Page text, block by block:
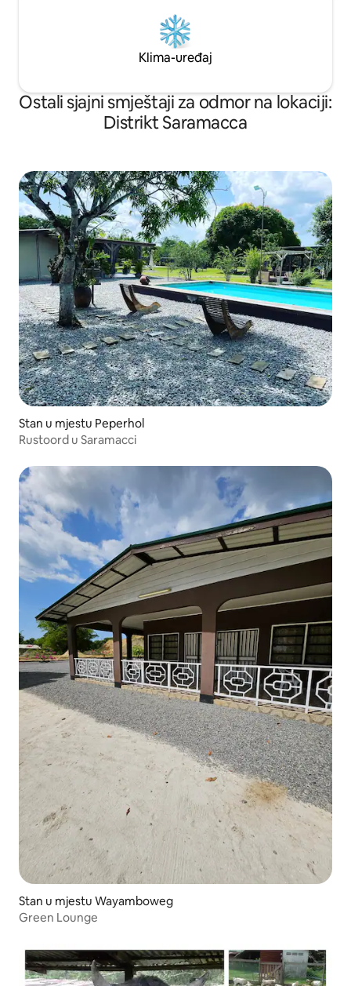
Klima-uređaj
Ostali sjajni smještaji za odmor na lokaciji:
Distrikt Saramacca
Stan u mjestu Peperhol
Rustoord u Saramacci
Stan u mjestu Wayamboweg
Green Lounge